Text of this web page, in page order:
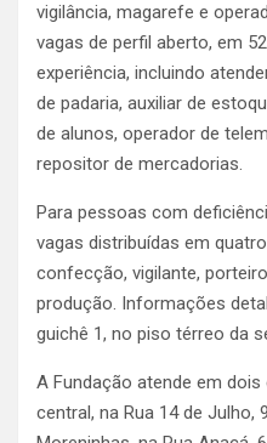
vigilância, magarefe e
vagas de perfil aberto, em
experiência, incluindo
de padaria, auxiliar de
de alunos, operador de
repositor de mercadorias.
Para pessoas com
vagas distribuídas em
confecção, vigilante,
produção. Informações
guichê 1, no piso térreo da
A Fundação atende em
central, na Rua 14 de Julho,